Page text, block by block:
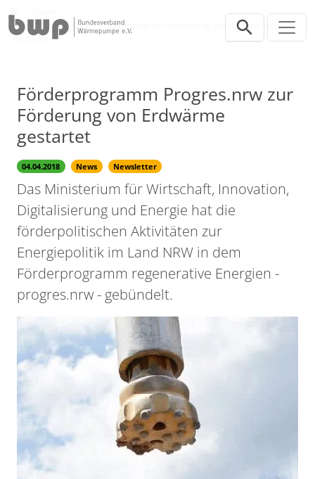
Förderprogramm Progres.nrw zur Förderung von Erdwärme
gestartet
Förderprogramm Progres.nrw zur
Förderung von Erdwärme
gestartet
04.04.2018 News Newsletter
Das Ministerium für Wirtschaft, Innovation,
Digitalisierung und Energie hat die
förderpolitischen Aktivitäten zur
Energiepolitik im Land NRW in dem
Förderprogramm regenerative Energien -
progres.nrw - gebündelt.